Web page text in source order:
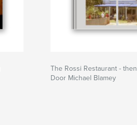
The Rossi Restaurant - then
Door Michael Blamey